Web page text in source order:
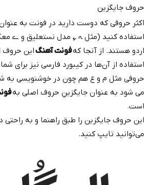
حروف جایگزین
اکثر حروفی که دوست دارید در فونت به
استفاده کنید (مثل ﮧ ﮩ مدل نستعلیق و ے
اردو هستند. از آنجا کهفونت آهنگاین حروف
استفاده از آن‌ها در کیبورد فارسی نیز برای
حروفی مثل م و ع هم چون در خوشنویسی به
می شود به عنوان جایگزینِ حروف اصلی به
است.
این حروف جایگزین را طبق راهنما و به
می‌توانید تایپ کنید.